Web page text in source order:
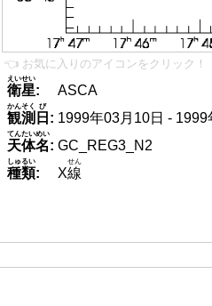
👈 お気に入りのアイコンをクリック！
衛星
えいせい
:
ASCA
観測
かんそく
日
び
: 1999年03月10日 - 1999
天体名
てんたいめい
: GC_REG3_N2
種類
しゅるい
: X線
せん